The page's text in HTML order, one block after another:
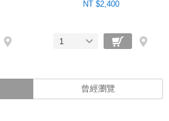
NT $2,400
1
曾經瀏覽